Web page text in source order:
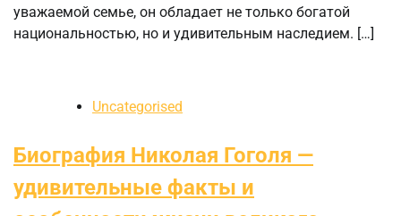
уважаемой семье, он обладает не только богатой
национальностью, но и удивительным наследием. […]
Uncategorised
Биография Николая Гоголя —
удивительные факты и